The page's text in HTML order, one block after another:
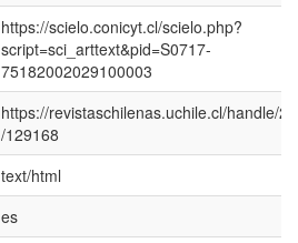
https://scielo.conicyt.cl/scielo.php?
script=sci_arttext&pid=S0717-
75182002029100003
https://revistaschilenas.uchile.cl/handle/
/129168
text/html
es